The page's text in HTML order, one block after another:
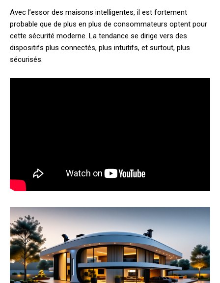
Avec l’essor des maisons intelligentes, il est fortement
probable que de plus en plus de consommateurs optent pour
cette sécurité moderne. La tendance se dirige vers des
dispositifs plus connectés, plus intuitifs, et surtout, plus
sécurisés.